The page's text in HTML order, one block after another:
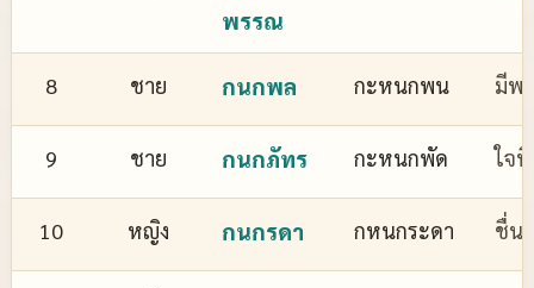
พรรณ
8 ชาย กนกพล กะหนกพน มีพ
9 ชาย กนกภัทร กะหนกพัด ใจ
10 หญิง กนกรดา กหนกระดา ชื่น